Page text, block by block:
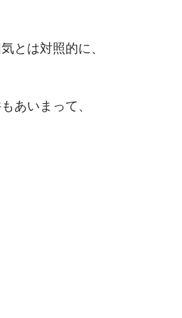
とは対照的に、
あいまって、